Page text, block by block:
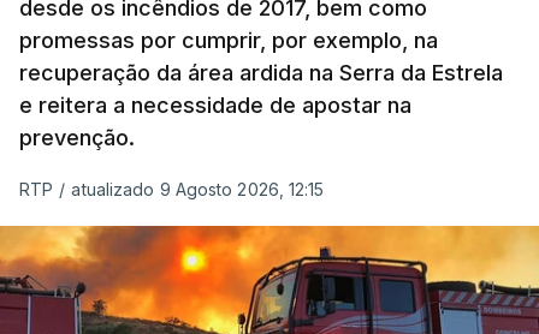
desde os incêndios de 2017, bem como
promessas por cumprir, por exemplo, na
recuperação da área ardida na Serra da Estrela
e reitera a necessidade de apostar na
prevenção.
RTP / atualizado 9 Agosto 2026, 12:15